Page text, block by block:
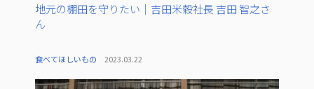
地元の棚田を守りたい｜吉田米穀社長 吉田 智之さ
ん
食べてほしいもの 2023.03.22